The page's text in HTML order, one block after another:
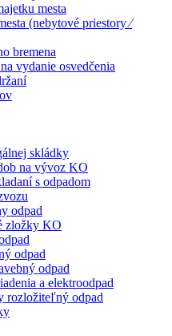
mesta
(nebytové priestory ⁄
bremena
vydanie osvedčenia
skládky
na vývoz KO
s odpadom
odpad
zložky KO
odpad
odpad
a elektroodpad
rozložiteľný odpad